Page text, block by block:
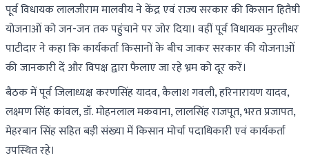
पूर्व विधायक लालजीराम मालवीय ने केंद्र एवं राज्य सरकार की किसान हितैषी
योजनाओं को जन-जन तक पहुंचाने पर जोर दिया। वहीं पूर्व विधायक मुरलीधर
पाटीदार ने कहा कि कार्यकर्ता किसानों के बीच जाकर सरकार की योजनाओं
की जानकारी दें और विपक्ष द्वारा फैलाए जा रहे भ्रम को दूर करें।
बैठक में पूर्व जिलाध्यक्ष करणसिंह यादव, कैलाश गवली, हरिनारायण यादव,
लक्ष्मण सिंह कांवल, डॉ. मोहनलाल मकवाना, लालसिंह राजपूत, भरत प्रजापत,
मेहरबान सिंह सहित बड़ी संख्या में किसान मोर्चा पदाधिकारी एवं कार्यकर्ता
उपस्थित रहे।